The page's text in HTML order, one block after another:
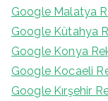
Google Malatya
Google Kütahya
Google Konya
Google Kocaeli
Google Kırşehir